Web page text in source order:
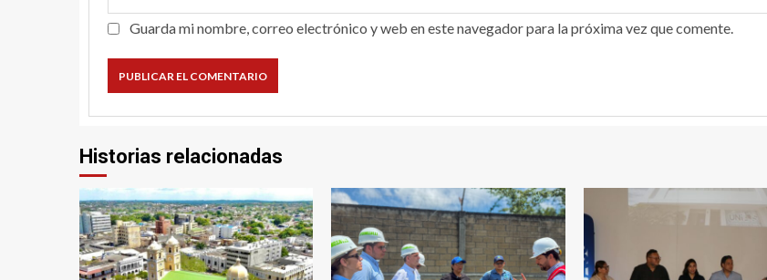
Guarda mi nombre, correo electrónico y web en este navegador para la próxima vez que comente.
Historias relacionadas